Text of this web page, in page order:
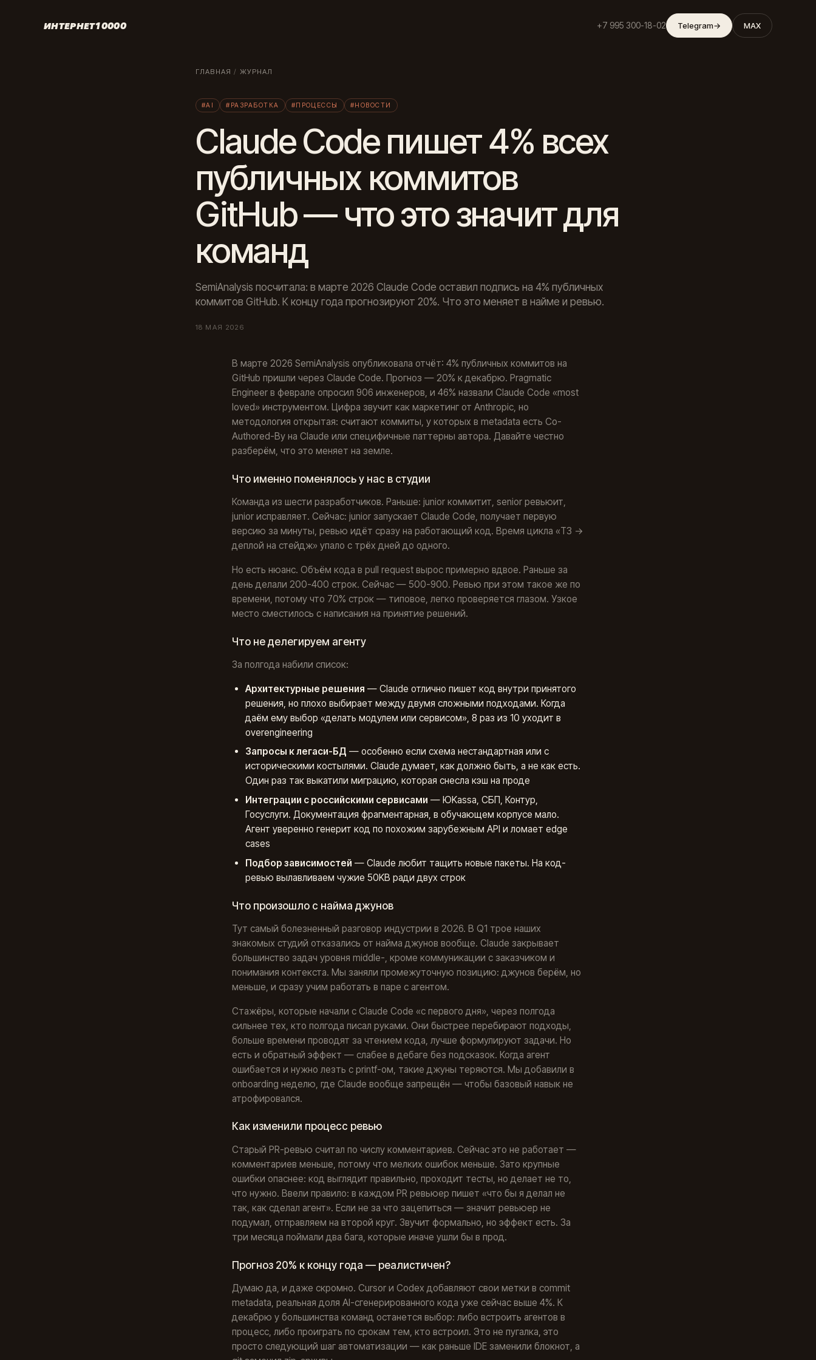
ИНТЕРНЕТ10000 +7 995 300-18-02 Telegram→ MAX
ГЛАВНАЯ / ЖУРНАЛ
#AI #РАЗРАБОТКА #ПРОЦЕССЫ #НОВОСТИ
Claude Code пишет 4% всех
публичных коммитов
GitHub — что это значит для
команд
SemiAnalysis посчитала: в марте 2026 Claude Code оставил подпись на 4% публичных
коммитов GitHub. К концу года прогнозируют 20%. Что это меняет в найме и ревью.
18 МАЯ 2026
В марте 2026 SemiAnalysis опубликовала отчёт: 4% публичных коммитов на
GitHub пришли через Claude Code. Прогноз — 20% к декабрю. Pragmatic
Engineer в феврале опросил 906 инженеров, и 46% назвали Claude Code «most
loved» инструментом. Цифра звучит как маркетинг от Anthropic, но
методология открытая: считают коммиты, у которых в metadata есть Co-
Authored-By на Claude или специфичные паттерны автора. Давайте честно
разберём, что это меняет на земле.
Что именно поменялось у нас в студии
Команда из шести разработчиков. Раньше: junior коммитит, senior ревьюит,
junior исправляет. Сейчас: junior запускает Claude Code, получает первую
версию за минуты, ревью идёт сразу на работающий код. Время цикла «ТЗ →
деплой на стейдж» упало с трёх дней до одного.
Но есть нюанс. Объём кода в pull request вырос примерно вдвое. Раньше за
день делали 200-400 строк. Сейчас — 500-900. Ревью при этом такое же по
времени, потому что 70% строк — типовое, легко проверяется глазом. Узкое
место сместилось с написания на принятие решений.
Что не делегируем агенту
За полгода набили список:
Архитектурные решения — Claude отлично пишет код внутри принятого
решения, но плохо выбирает между двумя сложными подходами. Когда
даём ему выбор «делать модулем или сервисом», 8 раз из 10 уходит в
overengineering
Запросы к легаси-БД — особенно если схема нестандартная или с
историческими костылями. Claude думает, как должно быть, а не как есть.
Один раз так выкатили миграцию, которая снесла кэш на проде
Интеграции с российскими сервисами — ЮKassa, СБП, Контур,
Госуслуги. Документация фрагментарная, в обучающем корпусе мало.
Агент уверенно генерит код по похожим зарубежным API и ломает edge
cases
Подбор зависимостей — Claude любит тащить новые пакеты. На код-
ревью вылавливаем чужие 50KB ради двух строк
Что произошло с найма джунов
Тут самый болезненный разговор индустрии в 2026. В Q1 трое наших
знакомых студий отказались от найма джунов вообще. Claude закрывает
большинство задач уровня middle-, кроме коммуникации с заказчиком и
понимания контекста. Мы заняли промежуточную позицию: джунов берём, но
меньше, и сразу учим работать в паре с агентом.
Стажёры, которые начали с Claude Code «с первого дня», через полгода
сильнее тех, кто полгода писал руками. Они быстрее перебирают подходы,
больше времени проводят за чтением кода, лучше формулируют задачи. Но
есть и обратный эффект — слабее в дебаге без подсказок. Когда агент
ошибается и нужно лезть с printf-ом, такие джуны теряются. Мы добавили в
onboarding неделю, где Claude вообще запрещён — чтобы базовый навык не
атрофировался.
Как изменили процесс ревью
Старый PR-ревью считал по числу комментариев. Сейчас это не работает —
комментариев меньше, потому что мелких ошибок меньше. Зато крупные
ошибки опаснее: код выглядит правильно, проходит тесты, но делает не то,
что нужно. Ввели правило: в каждом PR ревьюер пишет «что бы я делал не
так, как сделал агент». Если не за что зацепиться — значит ревьюер не
подумал, отправляем на второй круг. Звучит формально, но эффект есть. За
три месяца поймали два бага, которые иначе ушли бы в прод.
Прогноз 20% к концу года — реалистичен?
Думаю да, и даже скромно. Cursor и Codex добавляют свои метки в commit
metadata, реальная доля AI-сгенерированного кода уже сейчас выше 4%. К
декабрю у большинства команд останется выбор: либо встроить агентов в
процесс, либо проиграть по срокам тем, кто встроил. Это не пугалка, это
просто следующий шаг автоматизации — как раньше IDE заменили блокнот, а